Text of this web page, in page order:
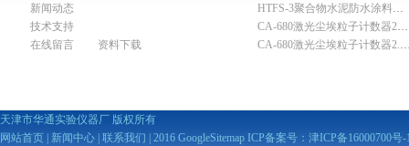
新闻动态
技术支持
在线留言
资料下载
HTFS-3聚合物水泥防水涂料分散机
CA-680激光尘埃粒子计数器28.3L
CA-680激光尘埃粒子
天津市华通实验仪器厂 版权所有
网站首页
新闻中心 联系我们 | 2016 GoogleSitemap ICP备案号： 津ICP备16000700号-